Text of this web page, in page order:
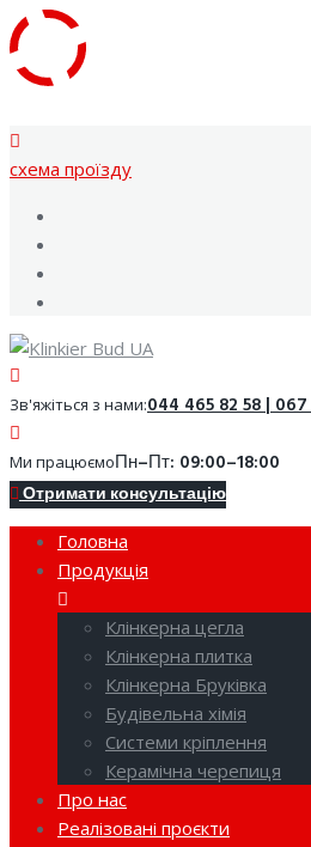
to
content
cхема проїзду
Зв'яжіться з нами:044 465 82 58 | 067
Ми працюємоПн–Пт: 09:00–18:00
Отримати консультацію
Головна
Продукція
Клінкерна цегла
Клінкерна плитка
Клінкерна Бруківка
Будівельна хімія
Системи кріплення
Керамічна черепиця
Про нас
Реалізовані проєкти